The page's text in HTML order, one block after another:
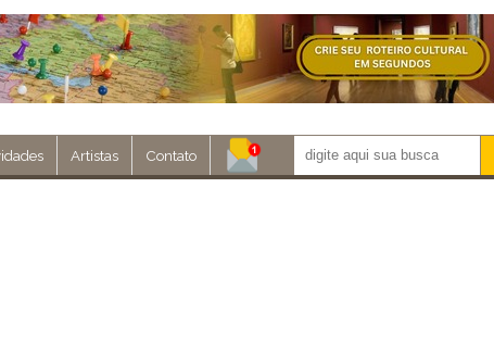
Artistas Contato